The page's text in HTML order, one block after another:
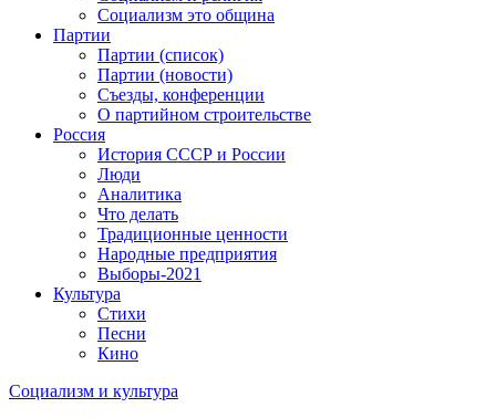
Социализм это община
Партии
Партии (список)
Партии (новости)
Съезды, конференции
О партийном строительстве
Россия
История СССР и России
Люди
Аналитика
Что делать
Традиционные ценности
Народные предприятия
Выборы-2021
Культура
Стихи
Песни
Кино
Социализм и культура